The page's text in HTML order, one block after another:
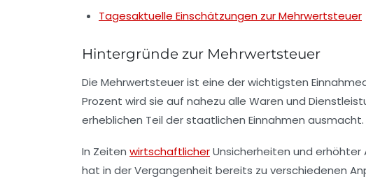
Tagesaktuelle Einschätzungen zur Mehrwertsteuer
Hintergründe zur Mehrwertsteuer
Die Mehrwertsteuerist eine der wichtigsten
Prozent wird sie auf nahezu alle Waren und
erheblichen Teil der staatlichen Einnahmen ausmacht.
In Zeiten wirtschaftlicherUnsicherheiten und
hat in der Vergangenheit bereits zu verschiedenen